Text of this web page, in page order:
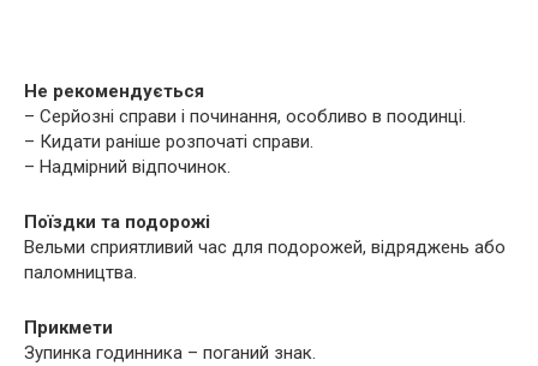
Не рекомендується
– Серйозні справи і починання, особливо в поодинці.
– Кидати раніше розпочаті справи.
– Надмірний відпочинок.
Поїздки та подорожі
Вельми сприятливий час для подорожей, відряджень або
паломництва.
Прикмети
Зупинка годинника – поганий знак.